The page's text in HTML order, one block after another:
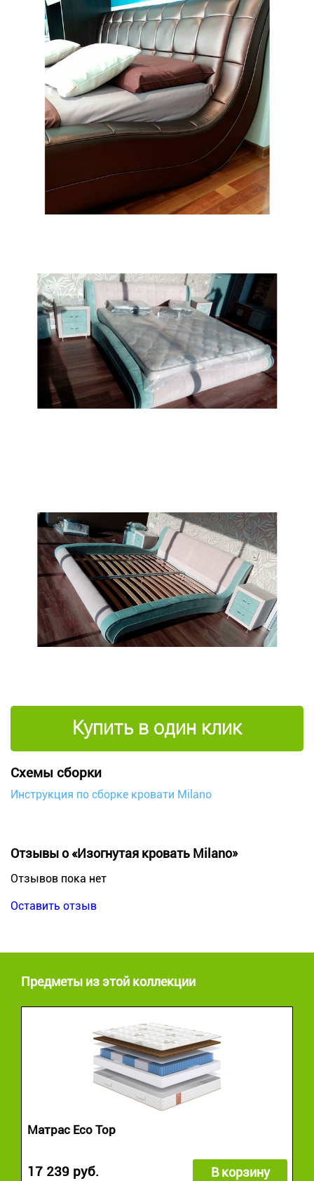
Купить в один клик
Схемы сборки
Инструкция по сборке кровати Milano
Отзывы о «Изогнутая кровать Milano»
Отзывов пока нет
Оставить отзыв
Предметы из этой коллекции
Матрас Eco Top
17 239 руб. В корзину